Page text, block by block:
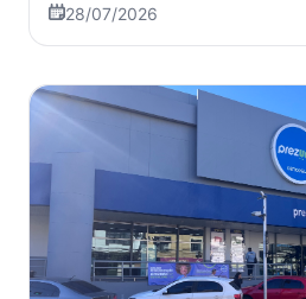
28/07/2026